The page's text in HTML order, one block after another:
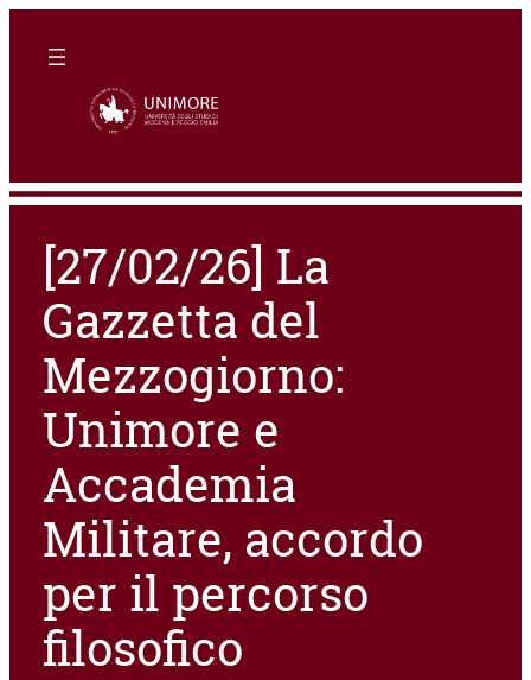
[27/02/26] La
Gazzetta del
Mezzogiorno:
Unimore e
Accademia
Militare, accordo
per il percorso
filosofico